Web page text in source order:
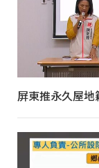
屏東推永久屋